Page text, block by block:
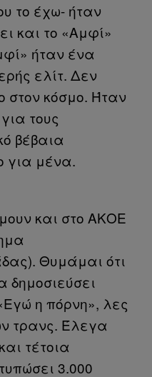
το έχω- ήταν
και το «Αμφί»
ήταν ένα
ελίτ. Δεν
στον κόσμο. Ήταν
τους
βέβαια
για μένα.
και στο ΑΚΟΕ
Θυμάμαι ότι
δημοσιεύσει
η πόρνη», λες
τρανς. Έλεγα
τέτοια
3.000